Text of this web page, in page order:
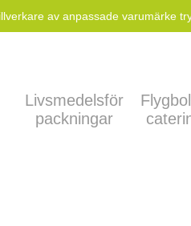
av anpassade varumärke
Livsmedelsför
packningar